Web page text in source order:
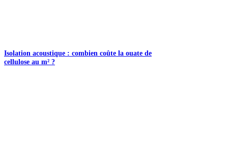
Isolation acoustique : combien coûte la ouate de
cellulose au m² ?